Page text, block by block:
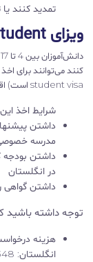
تمدید کنند یا
ویزای Child Student
student visa است) اقدام کنند.
شرایط اخذ این
داشتن
مدرسه
داشتن بودجه
در انگلستان
داشتن گواهی
توجه داشته باشید که
هزینه
انگلستان: 348£